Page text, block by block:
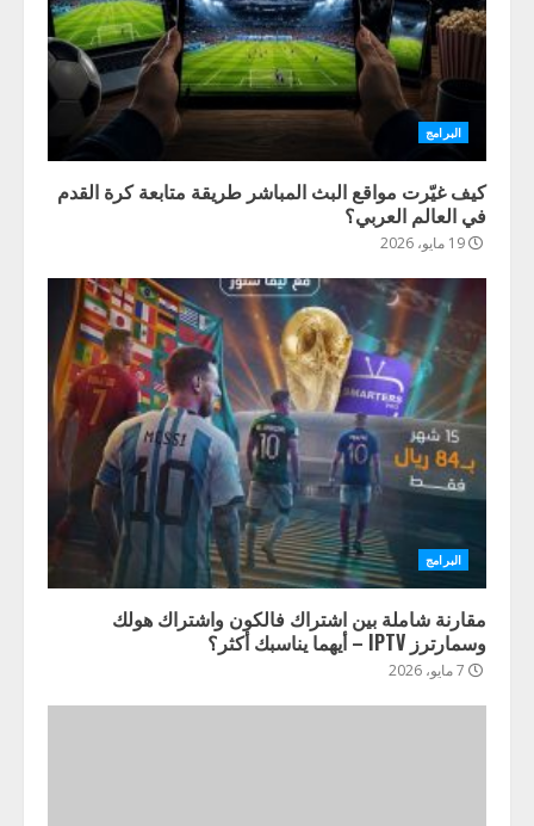
البرامج
كيف غيّرت مواقع البث المباشر طريقة متابعة كرة القدم
في العالم العربي؟
البرامج
مقارنة شاملة بين اشتراك فالكون واشتراك هولك
وسمارترز IPTV – أيهما يناسبك أكثر؟